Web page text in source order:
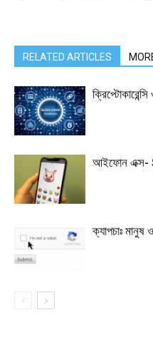
RELATED ARTICLES
আইফোন
ক্যাপচাঃ মানুষ